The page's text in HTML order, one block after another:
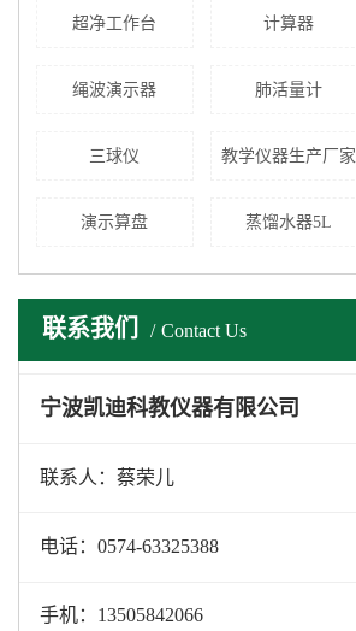
超净工作台 计算器
绳波演示器 肺活量计
三球仪 教学仪器生产厂家
演示算盘 蒸馏水器5L
联系我们 Contact Us
宁波凯迪科教仪器有限公司
联系人：蔡荣儿
电话：0574-63325388
手机：13505842066